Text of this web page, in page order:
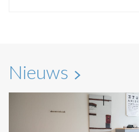
Nieuws